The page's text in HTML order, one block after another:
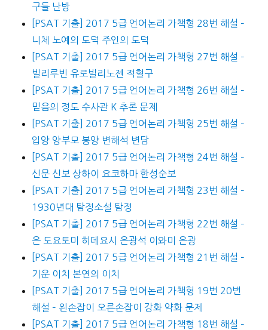
구들 난방
[PSAT 기출] 2017 5급 언어논리 가책형 28번 해설 –
니체 노예의 도덕 주인의 도덕
[PSAT 기출] 2017 5급 언어논리 가책형 27번 해설 –
빌리루빈 유로빌리노젠 적혈구
[PSAT 기출] 2017 5급 언어논리 가책형 26번 해설 –
믿음의 정도 수사관 K 추론 문제
[PSAT 기출] 2017 5급 언어논리 가책형 25번 해설 –
입양 양부모 봉양 변해석 변담
[PSAT 기출] 2017 5급 언어논리 가책형 24번 해설 –
신문 신보 상하이 요코하마 한성순보
[PSAT 기출] 2017 5급 언어논리 가책형 23번 해설 –
1930년대 탐정소설 탐정
[PSAT 기출] 2017 5급 언어논리 가책형 22번 해설 –
은 도요토미 히데요시 은광석 이와미 은광
[PSAT 기출] 2017 5급 언어논리 가책형 21번 해설 –
기운 이치 본연의 이치
[PSAT 기출] 2017 5급 언어논리 가책형 19번 20번
해설 – 왼손잡이 오른손잡이 강화 약화 문제
[PSAT 기출] 2017 5급 언어논리 가책형 18번 해설 –